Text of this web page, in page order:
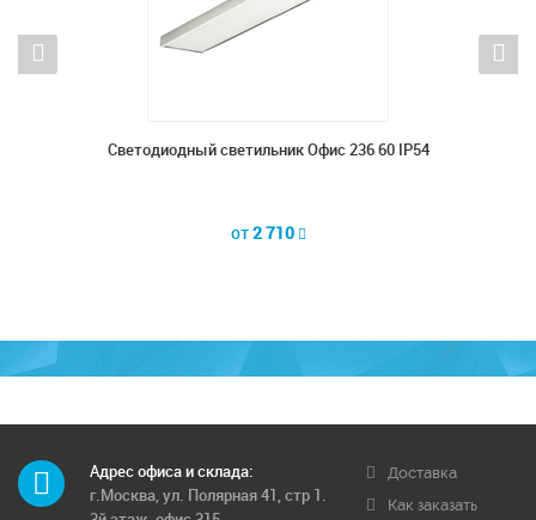
Светодиодный светильник Офис 236 60 IP54
от2 710
Адрес офиса и склада:
г.Москва, ул. Полярная 41, стр 1.
Доставка
Как заказать